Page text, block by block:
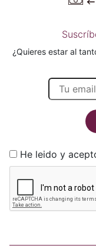
¿Quieres estar al